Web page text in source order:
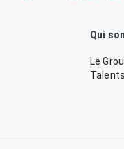
Qui
Le